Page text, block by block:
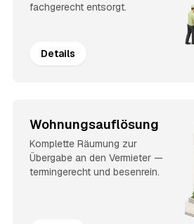
fachgerecht entsorgt.
Details
Wohnungsauflösung
Komplette Räumung zur
Übergabe an den Vermieter —
termingerecht und besenrein.